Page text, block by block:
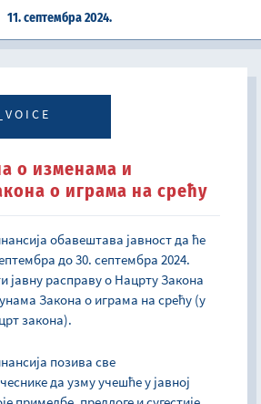
11. септембра 2024.
о изменама и
о играма на срећу
обавештава јавност да ће
до 30. септембра 2024.
јавну расправу о Нацрту Закона
Закона о играма на срећу (у
закона).
позива све
да узму учешће у јавној